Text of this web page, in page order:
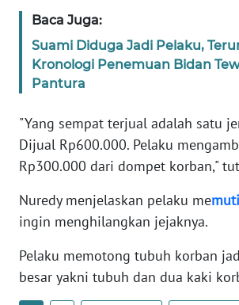
Baca Juga:
Suami Diduga Jadi Pelaku,
Kronologi Penemuan Bidan
Pantura
"Yang sempat terjual adalah satu
Dijual Rp600.000. Pelaku
Rp300.000 dari dompet korban,"
Nuredy menjelaskan pelaku me
ingin menghilangkan jejaknya.
Pelaku memotong tubuh korban
besar yakni tubuh dan dua kaki
SUMUT
WN
JAKARTA
WN
JABAR
WN